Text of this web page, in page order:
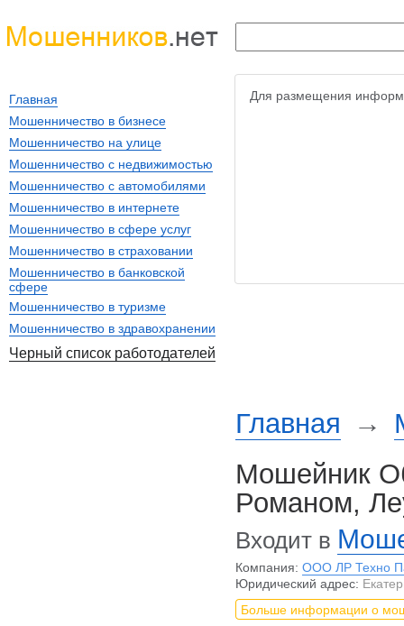
Для размещения
Главная →
Мошейник
Романом,
Входит в
Компания: ООО ЛР Техно
Юридический адрес:
Больше информации о
Главная
Мошенничество в бизнесе
Мошенничество на улице
Мошенничество с недвижимостью
Мошенничество с автомобилями
Мошенничество в интернете
Мошенничество в сфере услуг
Мошенничество в страховании
Мошенничество в банковской
сфере
Мошенничество в туризме
Мошенничество в здравохранении
Черный список работодателей